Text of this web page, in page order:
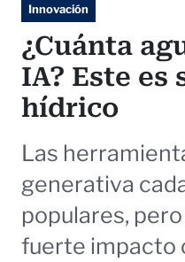
Innovación
¿Cuánta
IA? Este es
hídrico
Las
generativa
populares,
fuerte impacto